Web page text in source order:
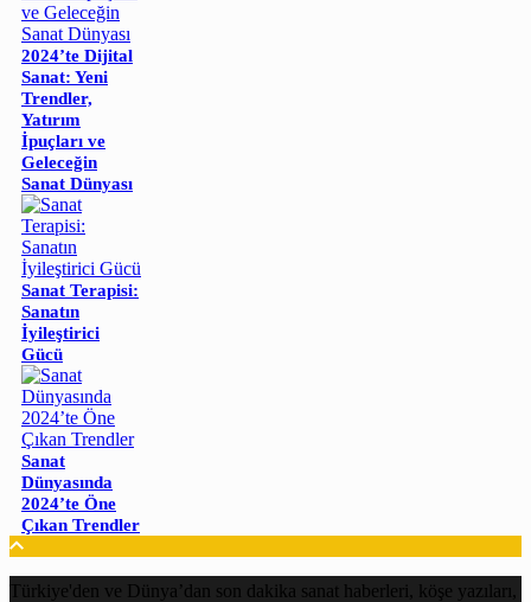
2024’te Dijital
Sanat: Yeni
Trendler,
Yatırım
İpuçları ve
Geleceğin
Sanat Dünyası
Sanat Terapisi:
Sanatın
İyileştirici
Gücü
Sanat
Dünyasında
2024’te Öne
Çıkan Trendler
Türkiye'den ve Dünya’dan son dakika sanat haberleri, köşe yazıları,